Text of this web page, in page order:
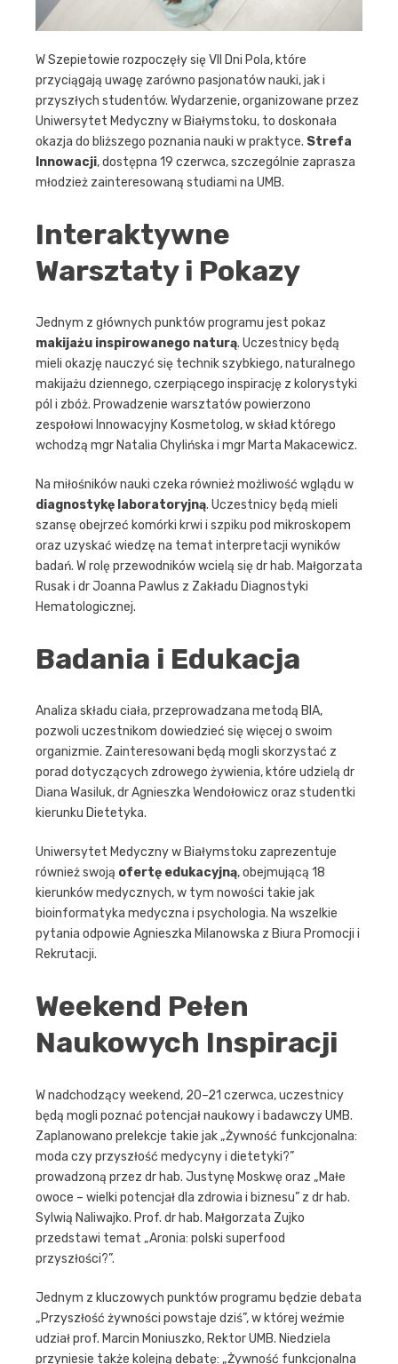
W Szepietowie rozpoczęły się VII Dni Pola, które
przyciągają uwagę zarówno pasjonatów nauki, jak i
przyszłych studentów. Wydarzenie, organizowane przez
Uniwersytet Medyczny w Białymstoku, to doskonała
okazja do bliższego poznania nauki w praktyce. Strefa
Innowacji, dostępna 19 czerwca, szczególnie zaprasza
młodzież zainteresowaną studiami na UMB.
Interaktywne
Warsztaty i Pokazy
Jednym z głównych punktów programu jest pokaz
makijażu inspirowanego naturą. Uczestnicy będą
mieli okazję nauczyć się technik szybkiego, naturalnego
makijażu dziennego, czerpiącego inspirację z kolorystyki
pól i zbóż. Prowadzenie warsztatów powierzono
zespołowi Innowacyjny Kosmetolog, w skład którego
wchodzą mgr Natalia Chylińska i mgr Marta Makacewicz.
Na miłośników nauki czeka również możliwość wglądu w
diagnostykę laboratoryjną. Uczestnicy będą mieli
szansę obejrzeć komórki krwi i szpiku pod mikroskopem
oraz uzyskać wiedzę na temat interpretacji wyników
badań. W rolę przewodników wcielą się dr hab. Małgorzata
Rusak i dr Joanna Pawlus z Zakładu Diagnostyki
Hematologicznej.
Badania i Edukacja
Analiza składu ciała, przeprowadzana metodą BIA,
pozwoli uczestnikom dowiedzieć się więcej o swoim
organizmie. Zainteresowani będą mogli skorzystać z
porad dotyczących zdrowego żywienia, które udzielą dr
Diana Wasiluk, dr Agnieszka Wendołowicz oraz studentki
kierunku Dietetyka.
Uniwersytet Medyczny w Białymstoku zaprezentuje
również swoją ofertę edukacyjną, obejmującą 18
kierunków medycznych, w tym nowości takie jak
bioinformatyka medyczna i psychologia. Na wszelkie
pytania odpowie Agnieszka Milanowska z Biura Promocji i
Rekrutacji.
Weekend Pełen
Naukowych Inspiracji
W nadchodzący weekend, 20–21 czerwca, uczestnicy
będą mogli poznać potencjał naukowy i badawczy UMB.
Zaplanowano prelekcje takie jak „Żywność funkcjonalna:
moda czy przyszłość medycyny i dietetyki?”
prowadzoną przez dr hab. Justynę Moskwę oraz „Małe
owoce – wielki potencjał dla zdrowia i biznesu” z dr hab.
Sylwią Naliwajko. Prof. dr hab. Małgorzata Zujko
przedstawi temat „Aronia: polski superfood
przyszłości?”.
Jednym z kluczowych punktów programu będzie debata
„Przyszłość żywności powstaje dziś”, w której weźmie
udział prof. Marcin Moniuszko, Rektor UMB. Niedziela
przyniesie także kolejną debatę: „Żywność funkcjonalna